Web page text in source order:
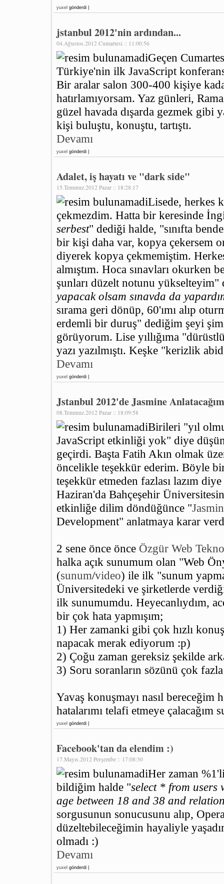
yuxel gönderdi |
jstanbul 2012'nin ardından...
04.Ağustos.2012 Cumartesi :: 11:00:56
Geçen
Türkiye'nin ilk JavaScript
Bir aralar salon 300-400 kişiye
hatırlamıyorsam. Yaz günleri,
güzel havada dışarda gezmek gibi
kişi buluştu, konuştu, tartıştı.
Devamı
yuxel gönderdi |
Adalet, iş hayatı ve "dark side"
15.Temmuz.2012 Pazar :: 18:28:17
Lisede, herkes
çekmezdim. Hatta bir keresinde
serbest" dediği halde, "sınıfta
bir kişi daha var, kopya çekersem
diyerek kopya çekmemiştim.
almıştım. Hoca sınavları okurken
şunları düzelt notunu yükselteyim"
yapacak olsam sınavda da
sırama geri dönüp, 60'ımı alıp
erdemli bir duruş" dediğim şeyi
görüyorum. Lise yıllığıma
yazı yazılmıştı. Keşke "kerizlik
Devamı
yuxel gönderdi |
Jstanbul 2012'de Jasmine Anlatacağım
08.Temmuz.2012 Pazar :: 18:09:58
Birileri "yıl
JavaScript etkinliği yok" diye
geçirdi. Başta Fatih Akın olmak
öncelikle teşekkür ederim. Böyle
teşekkür etmeden fazlası lazım
Haziran'da Bahçeşehir
etkinliğe dilim döndüğünce "
Development" anlatmaya karar
2 sene önce önce Özgür Web
halka açık sunumum olan "Web
(sunum/video) ile ilk "sunum
Üniversitedeki ve şirketlerde
ilk sunumumdu. Heyecanlıydım,
bir çok hata yapmışım;
1) Her zamanki gibi çok hızlı
napacak merak ediyorum :p)
2) Çoğu zaman gereksiz şekilde
3) Soru soranların sözünü çok
Yavaş konuşmayı nasıl bereceğim
hatalarımı telafi etmeye çalacağım
yuxel gönderdi |
Facebook'tan da elendim :)
17.Mayıs.2012 Perşembe :: 17:08:30
Her zaman
bildiğim halde "select * from users
age between 18 and 38 and
sorgusunun sonucusunu alıp,
düzeltebileceğimin hayaliyle
olmadı :)
Devamı
yuxel gönderdi |